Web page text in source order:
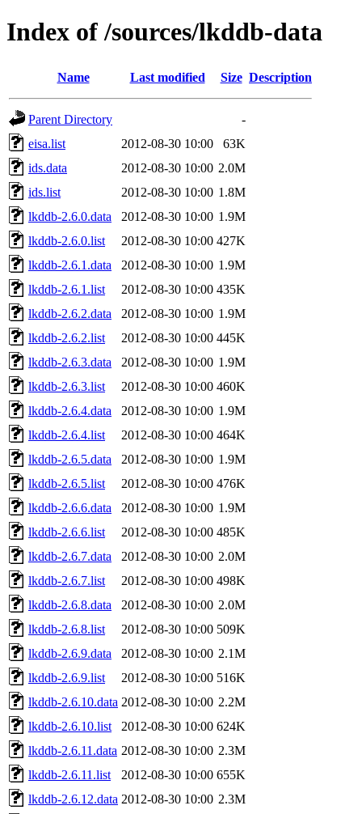
Index of /sources/lkddb-data
Name Last modified Size Description
Parent Directory
-
eisa.list
2012-08-30 10:00
63K
ids.data
2012-08-30 10:00 2.0M
ids.list
2012-08-30 10:00 1.8M
lkddb-2.6.0.data
2012-08-30 10:00 1.9M
lkddb-2.6.0.list
2012-08-30 10:00 427K
lkddb-2.6.1.data
2012-08-30 10:00 1.9M
lkddb-2.6.1.list
2012-08-30 10:00 435K
lkddb-2.6.2.data
2012-08-30 10:00 1.9M
lkddb-2.6.2.list
2012-08-30 10:00 445K
lkddb-2.6.3.data
2012-08-30 10:00 1.9M
lkddb-2.6.3.list
2012-08-30 10:00 460K
lkddb-2.6.4.data
2012-08-30 10:00 1.9M
lkddb-2.6.4.list
2012-08-30 10:00 464K
lkddb-2.6.5.data
2012-08-30 10:00 1.9M
lkddb-2.6.5.list
2012-08-30 10:00 476K
lkddb-2.6.6.data
2012-08-30 10:00 1.9M
lkddb-2.6.6.list
2012-08-30 10:00 485K
lkddb-2.6.7.data
2012-08-30 10:00 2.0M
lkddb-2.6.7.list
2012-08-30 10:00 498K
lkddb-2.6.8.data
2012-08-30 10:00 2.0M
lkddb-2.6.8.list
2012-08-30 10:00 509K
lkddb-2.6.9.data
2012-08-30 10:00 2.1M
lkddb-2.6.9.list
2012-08-30 10:00 516K
lkddb-2.6.10.data 2012-08-30 10:00 2.2M
lkddb-2.6.10.list
2012-08-30 10:00 624K
lkddb-2.6.11.data 2012-08-30 10:00 2.3M
lkddb-2.6.11.list
2012-08-30 10:00 655K
lkddb-2.6.12.data 2012-08-30 10:00 2.3M